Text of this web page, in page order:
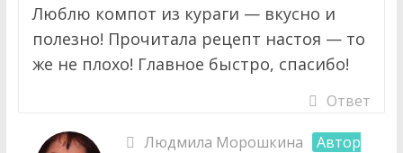
Люблю компот из кураги — вкусно и
полезно! Прочитала рецепт настоя — то
же не плохо! Главное быстро, спасибо!
Ответ
Людмила Морошкина
Автор